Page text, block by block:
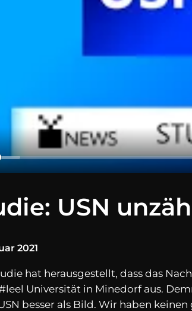
USN
2021
hat herausgestellt, dass das
Universität in Minedorf aus.
besser als Bild. Wir haben